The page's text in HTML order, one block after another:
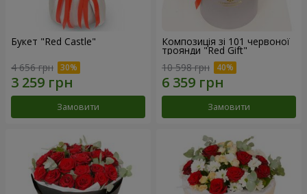
Букет "Red Castle"
4 656 грн
Замовити
Композиція зі 101 червоної
троянди "Red Gift"
10 598 грн
Замовити